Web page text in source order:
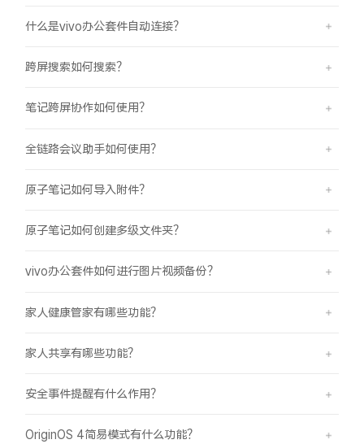
什么是vivo办公套件自动连接？
跨屏搜索如何搜索？
笔记跨屏协作如何使用？
全链路会议助手如何使用？
原子笔记如何导入附件？
原子笔记如何创建多级文件夹？
vivo办公套件如何进行图片视频备份？
家人健康管家有哪些功能？
家人共享有哪些功能？
安全事件提醒有什么作用？
OriginOS 4简易模式有什么功能？